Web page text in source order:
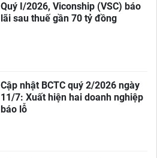
Quý I/2026, Viconship (VSC) báo
lãi sau thuế gần 70 tỷ đồng
Cập nhật BCTC quý 2/2026 ngày
11/7: Xuất hiện hai doanh nghiệp
báo lỗ